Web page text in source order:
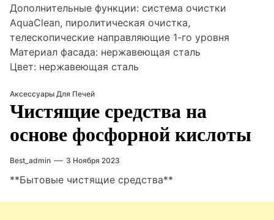
Дополнительные функции: система очистки
AquaClean, пиролитическая очистка,
телескопические направляющие 1-го уровня
Материал фасада: нержавеющая сталь
Цвет: нержавеющая сталь
Аксессуары Для Печей
Чистящие средства на
основе фосфорной кислоты
Best_admin 3 Ноября 2023
**Бытовые чистящие средства**